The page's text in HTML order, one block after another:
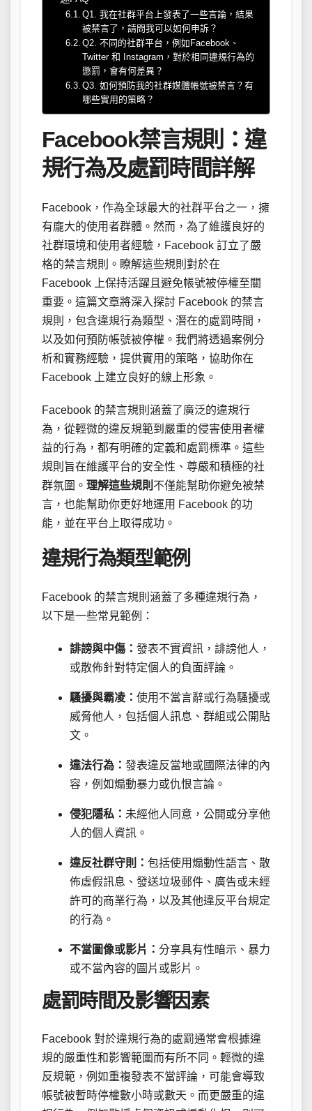
Q1. 我在社群平台上發表了一些言論，結果
被禁言了，請問我可以如何申訴？
Q2. 不同的社群平台，例如Facebook、
Twitter 和 Instagram，對於相同違規行為的
懲罰，會有何差異？
Q3. 如何預防我的社群媒體帳號被禁言？有
哪些實用的策略？
Facebook禁言規則：違
規行為及處罰時間詳解
Facebook，作為全球最大的社群平台之一，擁
有龐大的使用者群體。然而，為了維護良好的
社群環境和使用者經驗，Facebook 訂立了嚴
格的禁言規則。瞭解這些規則對於在
Facebook 上保持活躍且避免帳號被停權至關
重要。這篇文章將深入探討 Facebook 的禁言
規則，包含違規行為類型、潛在的處罰時間，
以及如何預防帳號被停權。我們將透過案例分
析和實務經驗，提供實用的策略，協助你在
Facebook 上建立良好的線上形象。
Facebook 的禁言規則涵蓋了廣泛的違規行
為，從輕微的違反規範到嚴重的侵害使用者權
益的行為，都有明確的定義和處罰標準。這些
規則旨在維護平台的安全性、尊嚴和積極的社
群氛圍。 理解這些規則 不僅能幫助你避免被禁
言，也能幫助你更好地運用 Facebook 的功
能，並在平台上取得成功。
違規行為類型範例
Facebook 的禁言規則涵蓋了多種違規行為，
以下是一些常見範例：
誹謗與中傷： 發表不實資訊，誹謗他人，
或散佈針對特定個人的負面評論。
騷擾與霸凌： 使用不當言辭或行為騷擾或
威脅他人，包括個人訊息、群組或公開貼
文。
違法行為： 發表違反當地或國際法律的內
容，例如煽動暴力或仇恨言論。
侵犯隱私： 未經他人同意，公開或分享他
人的個人資訊。
違反社群守則： 包括使用煽動性語言、散
佈虛假訊息、發送垃圾郵件、廣告或未經
許可的商業行為，以及其他違反平台規定
的行為。
不當圖像或影片： 分享具有性暗示、暴力
或不當內容的圖片或影片。
處罰時間及影響因素
Facebook 對於違規行為的處罰通常會根據違
規的嚴重性和影響範圍而有所不同。輕微的違
反規範，例如重複發表不當評論，可能會導致
帳號被暫時停權數小時或數天。而更嚴重的違